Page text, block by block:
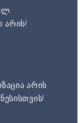
არის!
არის